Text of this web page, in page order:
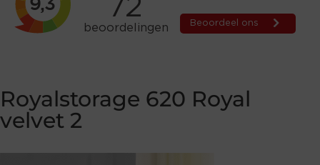
Royalstorage 620 Royal
velvet 2